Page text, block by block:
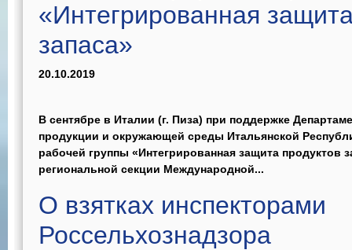
«Интегрированная
запаса»
20.10.2019
В сентябре в Италии (г. Пиза) при поддержке
продукции и окружающей среды Итальянской
рабочей группы «Интегрированная защита продуктов
региональной секции Международной...
О взятках инспекторами
Россельхознадзора